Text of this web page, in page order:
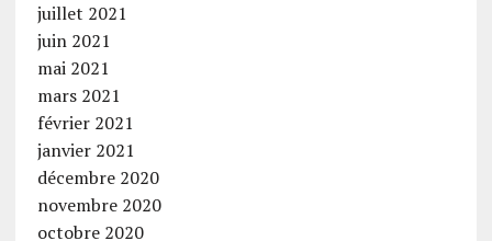
juillet 2021
juin 2021
mai 2021
mars 2021
février 2021
janvier 2021
décembre 2020
novembre 2020
octobre 2020